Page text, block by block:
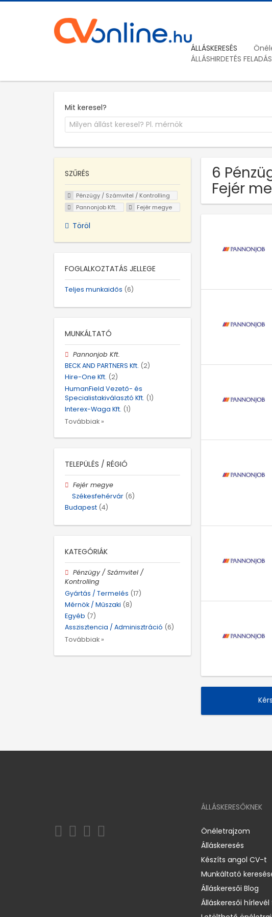
ÁLLÁSKERESÉS
ÁLLÁSHIRDETÉS FELADÁS
Mit keresel?
6
Fejér
SZŰRÉS
Pénzügy / Számvitel / Kontrolling
Pannonjob Kft.
Fejér megye
Töröl
FOGLALKOZTATÁS JELLEGE
Teljes munkaidős (6)
MUNKÁLTATÓ
Pannonjob Kft.
BECK AND PARTNERS Kft. (2)
Hire-One Kft. (2)
HumanField Vezető- és
Specialistakiválasztó Kft. (1)
Interex-Waga Kft. (1)
Továbbiak »
TELEPÜLÉS / RÉGIÓ
Fejér megye
Székesfehérvár (6)
Budapest (4)
KATEGÓRIÁK
Pénzügy / Számvitel /
Kontrolling
Gyártás / Termelés (17)
Mérnök / Műszaki (8)
Egyéb (7)
Asszisztencia / Adminisztráció (6)
Továbbiak »
ÁLLÁSKERESŐKNEK
Önéletrajzom
Álláskeresés
Készíts angol CV-t
Munkáltató
Álláskeresői Blog
Álláskeresői